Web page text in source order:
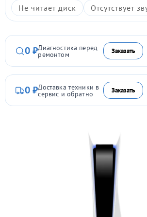
Не читает диск Отсутствует
0 ₽Диагностика перед
ремонтом Заказать
0 ₽Доставка техники в
сервис и обратно Заказать